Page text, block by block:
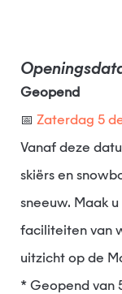
Geopend
📅 Zaterdag 5
Vanaf deze
skiërs en
sneeuw. Maak
faciliteiten van
uitzicht op de
* Geopend van